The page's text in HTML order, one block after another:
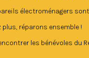
électroménagers
plus, réparons ensemble !
les bénévoles du